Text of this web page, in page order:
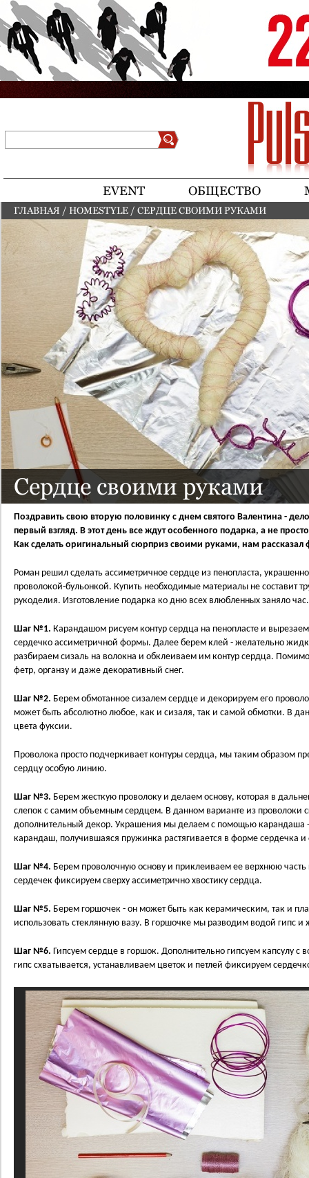
Jump to navigation
EVENT ОБЩЕСТВО
ВЫ ЗДЕСЬ
ГЛАВНАЯ / HOMESTYLE / СЕРДЦЕ СВОИМИ РУКАМИ
Сердце своими руками
Поздравить свою вторую половинку с днем святого Валентина -
первый взгляд. В этот день все ждут особенного подарка, а не
Как сделать оригинальный сюрприз своими руками, нам рассказал
Роман решил сделать ассиметричное сердце из пенопласта,
проволокой-бульонкой. Купить необходимые материалы не составит
рукоделия. Изготовление подарка ко дню всех влюбленных заняло час.
Шаг №1. Карандашом рисуем контур сердца на пенопласте и
сердечко ассиметричной формы. Далее берем клей - желательно
разбираем сизаль на волокна и обклеиваем им контур сердца.
фетр, органзу и даже декоративный снег.
Шаг №2. Берем обмотанное сизалем сердце и декорируем его
может быть абсолютно любое, как и сизаля, так и самой обмотки. В
цвета фуксии.
Проволока просто подчеркивает контуры сердца, мы таким образом
сердцу особую линию.
Шаг №3. Берем жесткую проволоку и делаем основу, которая в
слепок с самим объемным сердцем. В данном варианте из проволоки
дополнительный декор. Украшения мы делаем с помощью карандаша -
карандаш, получившаяся пружинка растягивается в форме сердечка и
Шаг №4. Берем проволочную основу и приклеиваем ее верхнюю
сердечек фиксируем сверху ассиметрично хвостику сердца.
Шаг №5. Берем горшочек - он может быть как керамическим, так и
использовать стеклянную вазу. В горшочке мы разводим водой гипс и
Шаг №6. Гипсуем сердце в горшок. Дополнительно гипсуем капсулу с
гипс схватывается, устанавливаем цветок и петлей фиксируем